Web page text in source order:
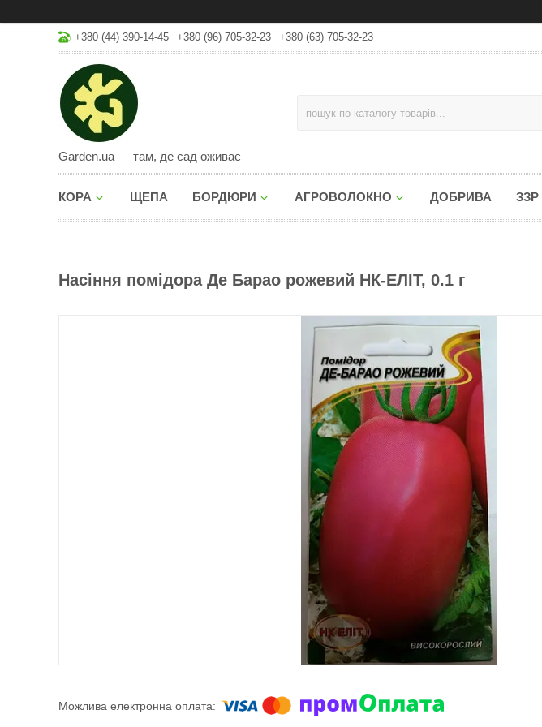
+380 (44) 390-14-45 +380 (96) 705-32-23 +380 (63) 705-32-23
Garden.ua — там, де сад оживає
КОРА ЩЕПА БОРДЮРИ АГРОВОЛОКНО ДОБРИВА ЗЗР
Насіння помідора Де Барао рожевий НК-ЕЛІТ, 0.1 г